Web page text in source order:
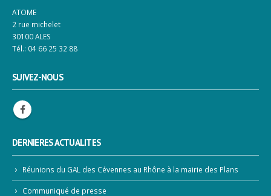
ATOME
2 rue michelet
30100 ALES
Tél.: 04 66 25 32 88
SUIVEZ-NOUS
DERNIERES ACTUALITES
Réunions du GAL des Cévennes au Rhône à la mairie des Plans
Communiqué de presse